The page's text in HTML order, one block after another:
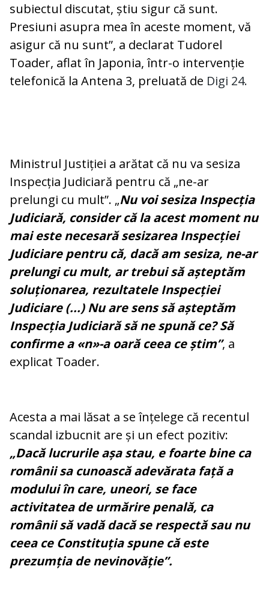
subiectul discutat, știu sigur că sunt.
Presiuni asupra mea în aceste moment, vă
asigur că nu sunt”, a declarat Tudorel
Toader, aflat în Japonia, într-o intervenție
telefonică la Antena 3, preluată de Digi 24.
Ministrul Justiției a arătat că nu va sesiza
Inspecția Judiciară pentru că „ne-ar
prelungi cu mult”. „Nu voi sesiza Inspecția
Judiciară, consider că la acest moment nu
mai este necesară sesizarea Inspecției
Judiciare pentru că, dacă am sesiza, ne-ar
prelungi cu mult, ar trebui să așteptăm
soluționarea, rezultatele Inspecției
Judiciare (...) Nu are sens să așteptăm
Inspecția Judiciară să ne spună ce? Să
confirme a «n»-a oară ceea ce știm”, a
explicat Toader.
Acesta a mai lăsat a se înțelege că recentul
scandal izbucnit are și un efect pozitiv:
„Dacă lucrurile așa stau, e foarte bine ca
românii sa cunoască adevărata față a
modului în care, uneori, se face
activitatea de urmărire penală, ca
românii să vadă dacă se respectă sau nu
ceea ce Constituția spune că este
prezumția de nevinovăție”.